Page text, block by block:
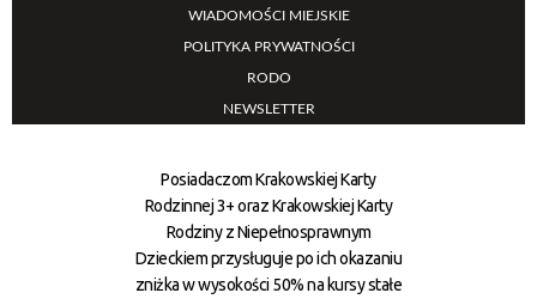
WIADOMOŚCI MIEJSKIE
POLITYKA PRYWATNOŚCI
RODO
NEWSLETTER
Posiadaczom Krakowskiej Karty
Rodzinnej 3+ oraz Krakowskiej Karty
Rodziny z Niepełnosprawnym
Dzieckiem przysługuje po ich okazaniu
zniżka w wysokości 50% na kursy stałe